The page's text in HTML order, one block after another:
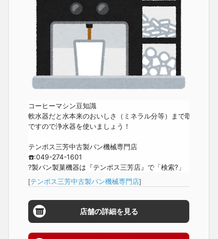
コーヒーマシン豆知識
軟水器だと水本来のおいしさ（ミネラル分等）まで取り除い
ですので浄水器を使いましょう！
テンポス三芳中古製パン機械専門店
☎️:049-274-1601
?製パン製菓機器は『テンポス三芳店』で「検索?」
[テンポス三芳中古製パン機械専門店]
店舗の詳細を見る